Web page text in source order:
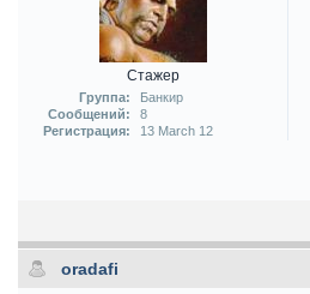
Стажер
Группа:
Банкир
Сообщений:
8
Регистрация:
13 March 12
oradafi